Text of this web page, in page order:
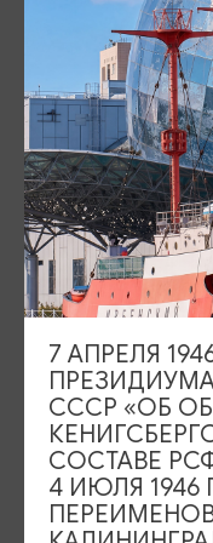
Площадь Победы, 1
ул. Октябрьская, 2/3
События
Где поесть
Где остановиться
Туристический
Подпишитесь на
7 АПРЕЛЯ
СССР «ОБ
СОСТАВЕ
4 ИЮЛЯ